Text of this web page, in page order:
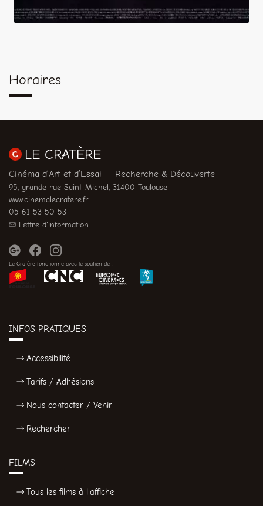
Horaires
LE CRATÈRE
Cinéma d’Art et d’Essai — Recherche & Découverte
95, grande rue Saint-Michel, 31400 Toulouse
www.cinemalecratere.fr
05 61 53 50 53
Lettre d'information
Le Cratère fonctionne avec le soutien de :
INFOS PRATIQUES
Accessibilité
Tarifs / Adhésions
Nous contacter / Venir
Rechercher
FILMS
Tous les films à l'affiche